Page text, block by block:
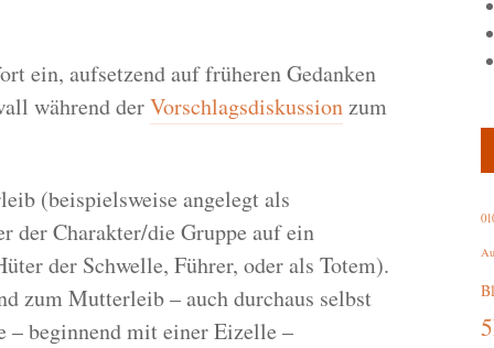
ein, aufsetzend auf früheren Gedanken
während derVorschlagsdiskussionzum
(beispielsweise angelegt als
der Charakter/die Gruppe auf ein
der Schwelle, Führer, oder als Totem).
zum Mutterleib – auch durchaus selbst
– beginnend mit einer Eizelle –